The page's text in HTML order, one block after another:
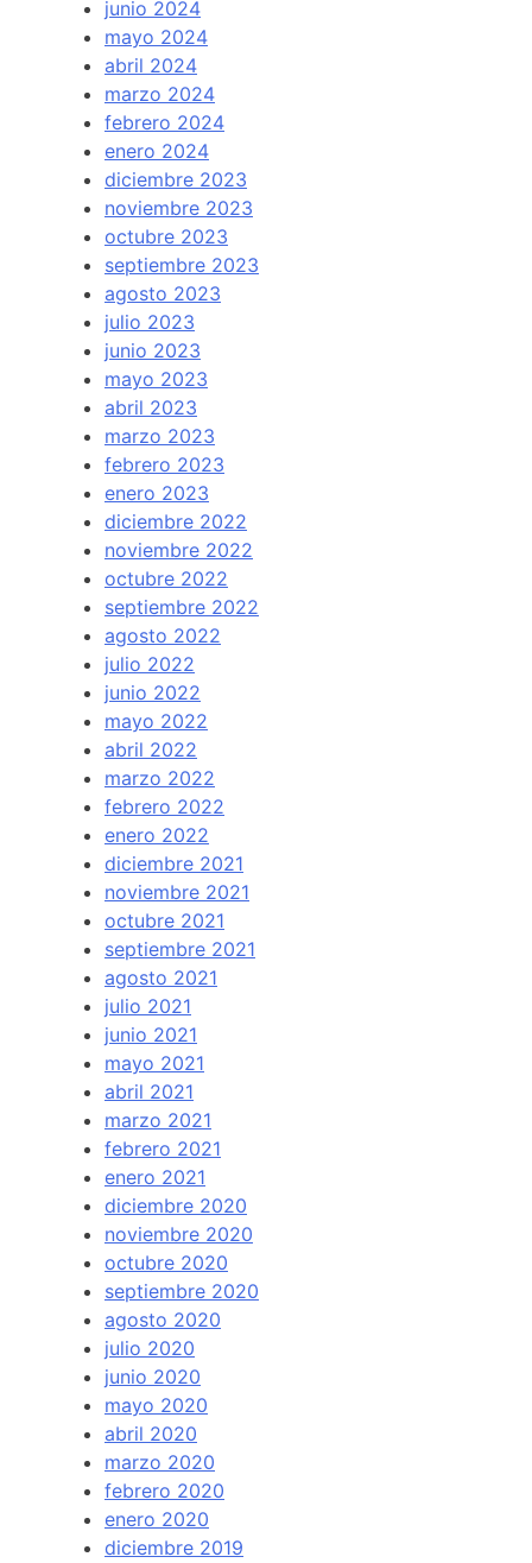
junio 2024
mayo 2024
abril 2024
marzo 2024
febrero 2024
enero 2024
diciembre 2023
noviembre 2023
octubre 2023
septiembre 2023
agosto 2023
julio 2023
junio 2023
mayo 2023
abril 2023
marzo 2023
febrero 2023
enero 2023
diciembre 2022
noviembre 2022
octubre 2022
septiembre 2022
agosto 2022
julio 2022
junio 2022
mayo 2022
abril 2022
marzo 2022
febrero 2022
enero 2022
diciembre 2021
noviembre 2021
octubre 2021
septiembre 2021
agosto 2021
julio 2021
junio 2021
mayo 2021
abril 2021
marzo 2021
febrero 2021
enero 2021
diciembre 2020
noviembre 2020
octubre 2020
septiembre 2020
agosto 2020
julio 2020
junio 2020
mayo 2020
abril 2020
marzo 2020
febrero 2020
enero 2020
diciembre 2019